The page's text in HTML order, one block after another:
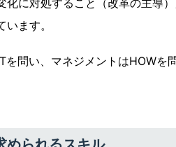
ます。
問い、マネジメントはHOWを